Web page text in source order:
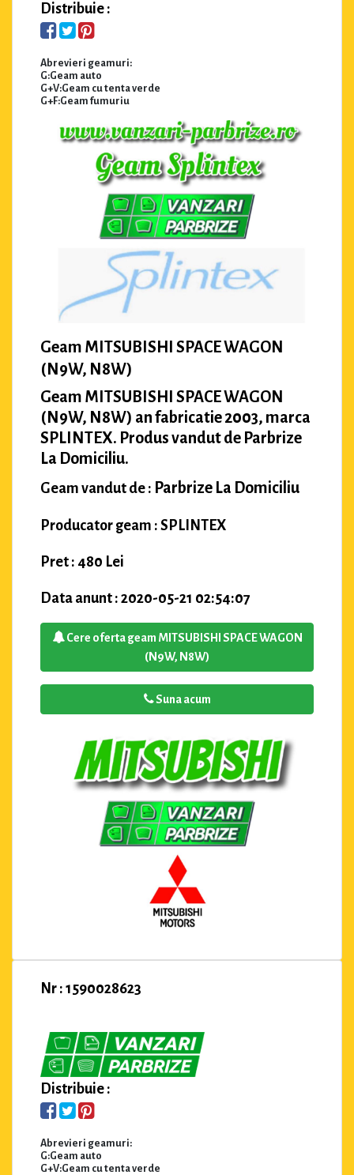
Distribuie :
Abrevieri geamuri:
G:Geam auto
G+V:Geam cu tenta verde
G+F:Geam fumuriu
Geam MITSUBISHI SPACE WAGON
(N9W, N8W)
Geam MITSUBISHI SPACE WAGON
(N9W, N8W) an fabricatie 2003, marca
SPLINTEX. Produs vandut de Parbrize
La Domiciliu.
Geam vandut de : Parbrize La Domiciliu
Producator geam : SPLINTEX
Pret : 480 Lei
Data anunt : 2020-05-21 02:54:07
Cere oferta geam MITSUBISHI SPACE WAGON
(N9W, N8W)
Suna acum
Nr : 1590028623
Distribuie :
Abrevieri geamuri:
G:Geam auto
G+V:Geam cu tenta verde